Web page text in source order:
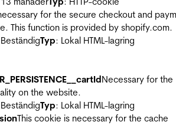
for the secure checkout and
This function is provided by shopify.com.
Typ: Lokal HTML-lagring
Necessary for the
on the website.
Typ: Lokal HTML-lagring
This cookie is necessary for the cache